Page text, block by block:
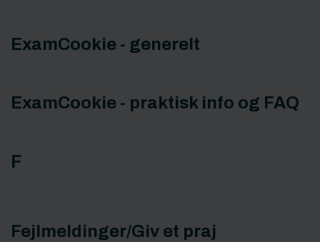
ExamCookie - generelt
ExamCookie - praktisk info og FAQ
F
Fejlmeldinger/Giv et praj